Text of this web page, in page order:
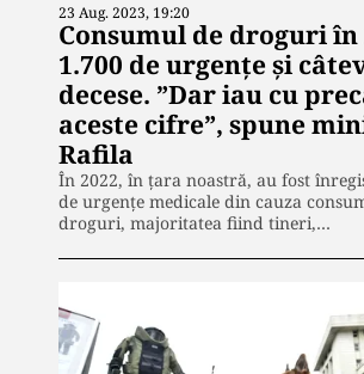
23 Aug. 2023, 19:20
Consumul de droguri în
1.700 de urgențe și
decese. ”Dar iau cu
aceste cifre”, spune
Rafila
În 2022, în țara noastră, au fost
de urgențe medicale din cauza
droguri, majoritatea fiind tineri,…